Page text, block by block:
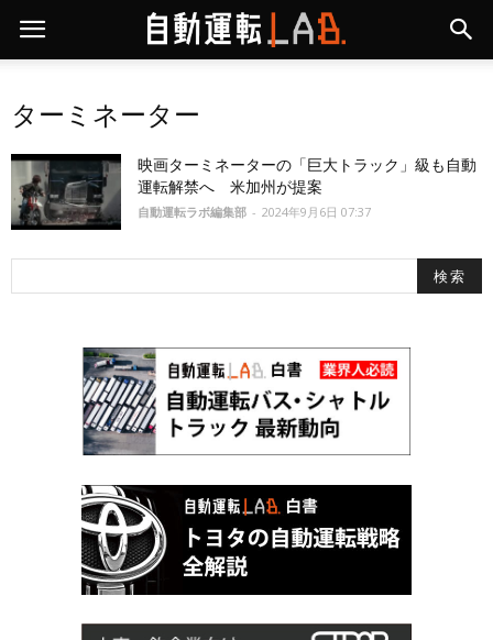
ターミネーター
映画ターミネーターの「巨大トラック」級も自動
運転解禁へ 米加州が提案
自動運転ラボ編集部 - 2024年9月6日 07:37